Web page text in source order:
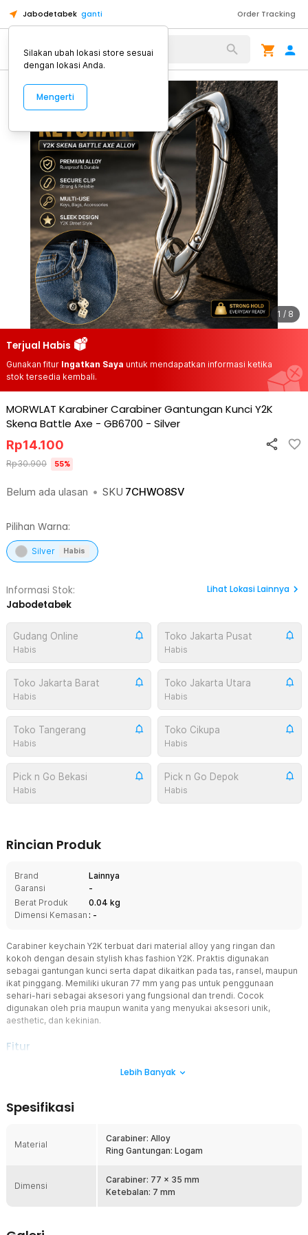
Jabodetabek ganti Order Tracking
Alat Kopi
1 / 8
Terjual Habis
Gunakan fitur Ingatkan Saya untuk mendapatkan informasi ketika
stok tersedia kembali.
MORWLAT Karabiner Carabiner Gantungan Kunci Y2K
Skena Battle Axe - GB6700 - Silver
Belum ada ulasan • SKU 7CHWO8SV
Rp14.100
Rp30.900 55%
Pilihan Warna:
Silver Habis
Informasi Stok:
Jabodetabek
Lihat Lokasi Lainnya
Gudang Online
Habis
Toko Jakarta Pusat
Habis
Toko Jakarta Barat
Habis
Toko Jakarta Utara
Habis
Toko Tangerang
Habis
Toko Cikupa
Habis
Pick n Go Bekasi
Habis
Pick n Go Depok
Habis
Rincian Produk
Brand
Lainnya
Garansi
-
Berat Produk
0.04 kg
Dimensi Kemasan : -
Carabiner keychain Y2K terbuat dari material alloy yang ringan dan
kokoh dengan desain stylish khas fashion Y2K. Praktis digunakan
sebagai gantungan kunci serta dapat dikaitkan pada tas, ransel, maupun
ikat pinggang. Memiliki ukuran 77 mm yang pas untuk penggunaan
sehari-hari sebagai aksesori yang fungsional dan trendi. Cocok
digunakan oleh pria maupun wanita yang menyukai aksesori unik,
aesthetic, dan kekinian.
Fitur
Satukan Banyak Kunci dengan Praktis
dibawa. Tidak perlu lagi repot mencari kunci yang tercecer di tas
Desain Kapak Alien Unik
bertema Alien yang memberikan kesan futuristik, misterius, dan
tangguh. Detail ukiran yang menarik membuatnya terlihat lebih
Desainnya mampu memberikan identitas tersendiri pada kunci
Lebih Banyak
Spesifikasi
Material
Carabiner: Alloy
Ring Gantungan: Logam
Dimensi
Carabiner: 77 x 35 mm
Ketebalan: 7 mm
Silakan ubah lokasi store sesuai
dengan lokasi Anda.
Mengerti